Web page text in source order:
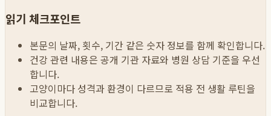
읽기 체크포인트
본문의 날짜, 횟수, 기간 같은 숫자 정보를 함께 확인합니다.
건강 관련 내용은 공개 기관 자료와 병원 상담 기준을 우선
합니다.
고양이마다 성격과 환경이 다르므로 적용 전 생활 루틴을
비교합니다.